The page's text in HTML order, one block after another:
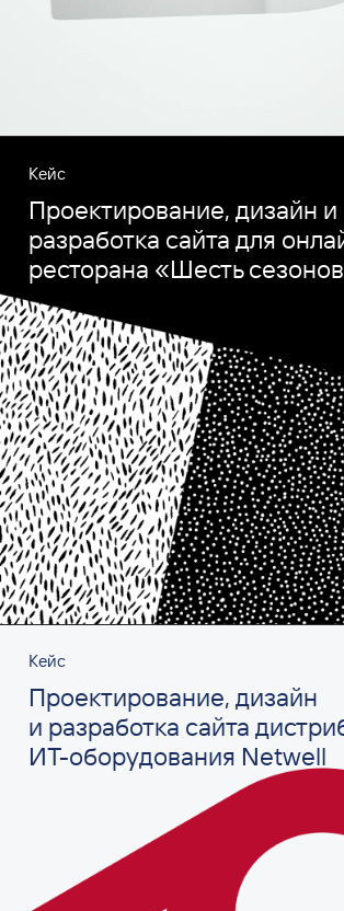
Кейс
Проектирование, дизайн и
разработка сайта для
ресторана «Шесть
Кейс
Проектирование, дизайн
и разработка сайта
ИТ-оборудования Netwell